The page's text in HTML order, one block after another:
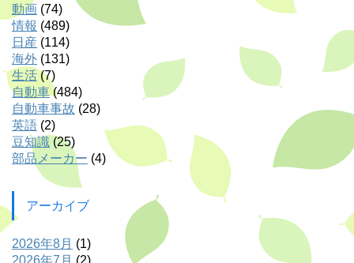
動画 (74)
情報 (489)
日産 (114)
海外 (131)
生活 (7)
自動車 (484)
自動車事故 (28)
英語 (2)
豆知識 (25)
部品メーカー (4)
アーカイブ
2026年8月 (1)
2026年7月 (2)